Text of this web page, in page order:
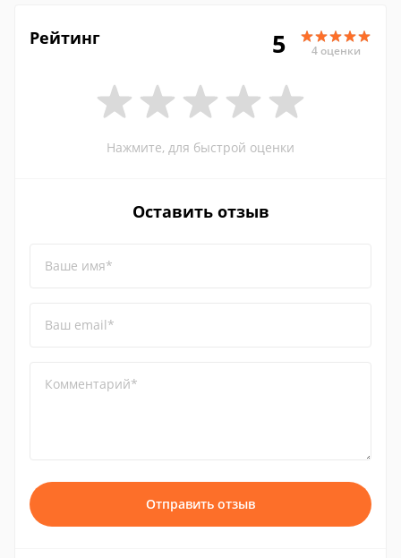
Рейтинг 5 4 оценки
Нажмите, для быстрой оценки
Оставить отзыв
Ваше имя*
Ваш email*
Комментарий*
Отправить отзыв